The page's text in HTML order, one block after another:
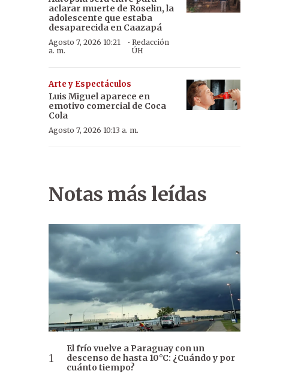
aclarar muerte de Roselin, la
adolescente que estaba
desaparecida en Caazapá
Agosto 7, 2026 10:21
a. m.
· Redacción
ÚH
Arte y Espectáculos
Luis Miguel aparece en
emotivo comercial de Coca
Cola
Agosto 7, 2026 10:13 a. m.
Notas más leídas
El frío vuelve a Paraguay con un
descenso de hasta 10°C: ¿Cuándo y por
cuánto tiempo?